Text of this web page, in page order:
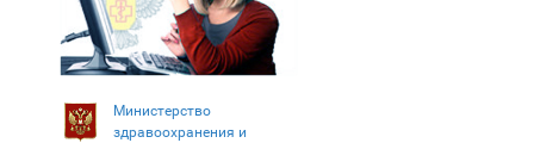
Министерство
здравоохранения и